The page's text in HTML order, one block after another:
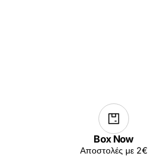
Box Now
Αποστολές με 2€